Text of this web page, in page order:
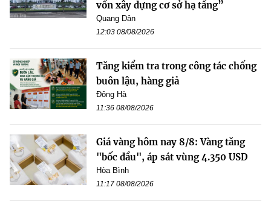
vốn xây dựng cơ sở hạ tầng”
Quang Dân
12:03 08/08/2026
Tăng kiểm tra trong công tác chống
buôn lậu, hàng giả
Đông Hà
11:36 08/08/2026
Giá vàng hôm nay 8/8: Vàng tăng
"bốc đầu", áp sát vùng 4.350 USD
Hòa Bình
11:17 08/08/2026